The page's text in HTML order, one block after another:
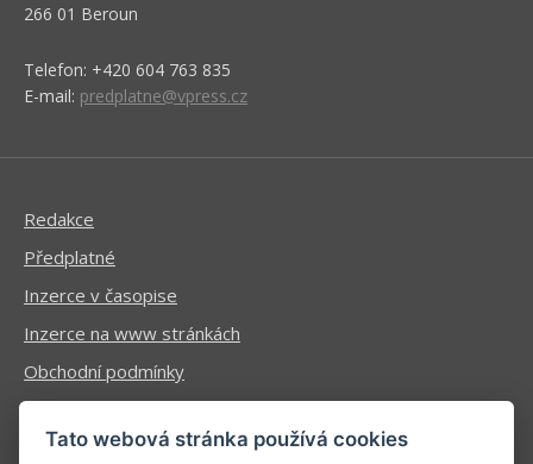
266 01 Beroun
Telefon: +420 604 763 835
E-mail: predplatne@vpress.cz
Redakce
Předplatné
Inzerce v časopise
Inzerce na www stránkách
Obchodní podmínky
Ochrana osobních údajů
Tato webová stránka používá cookies